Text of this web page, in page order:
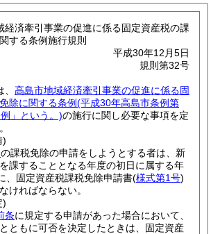
経済牽引事業の促進に係る固定資産税の課
する条例施行規則
平成30年12月5日
規則第32号
高島市地域経済牽引事業の促進に係る固
除に関する条例(平成30年高島市条例第
」という。)の施行に関し必要な事項を定
)
の課税免除の申請をしようとする者は、新
課することとなる年度の初日に属する年
、固定資産税課税免除申請書(様式第1号)
ければならない。
)
条に規定する申請があった場合において、
ともに可否を決定したときは、固定資産